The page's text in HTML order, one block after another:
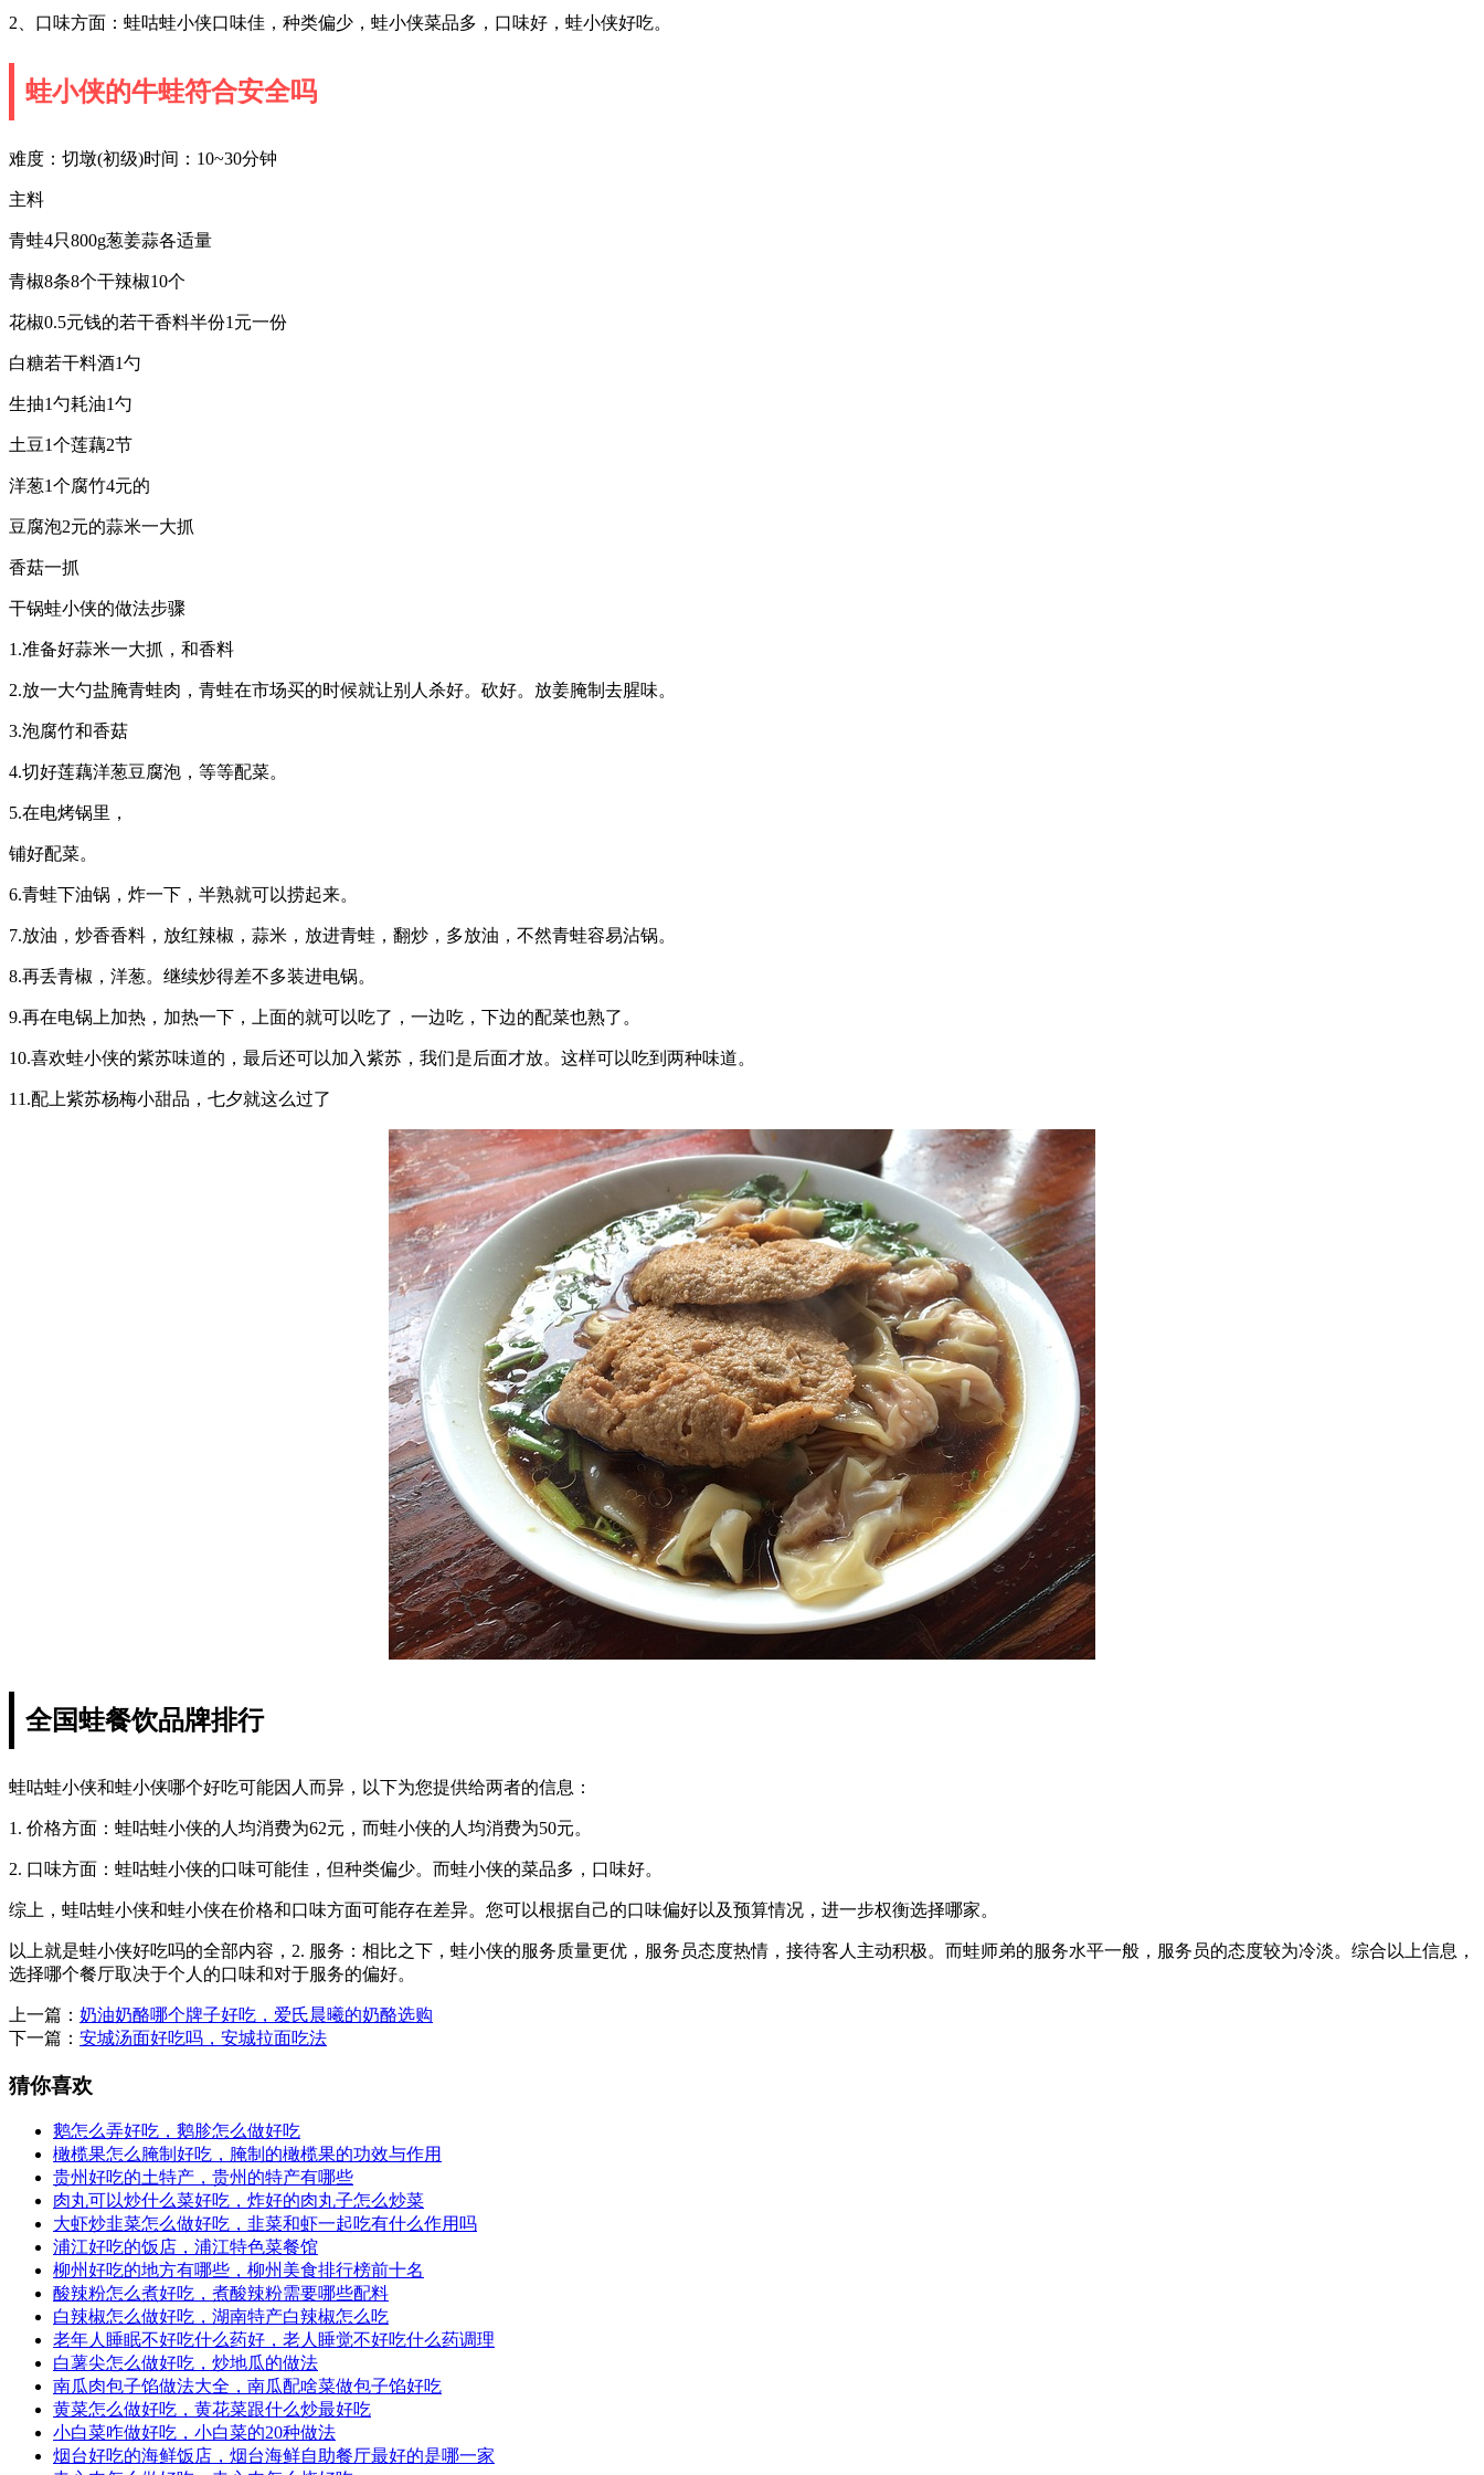
2、口味方面：蛙咕蛙小侠口味佳，种类偏少，蛙小侠菜品多，口味好，蛙小侠好吃。
蛙小侠的牛蛙符合安全吗
难度：切墩(初级)时间：10~30分钟
主料
青蛙4只800g葱姜蒜各适量
青椒8条8个干辣椒10个
花椒0.5元钱的若干香料半份1元一份
白糖若干料酒1勺
生抽1勺耗油1勺
土豆1个莲藕2节
洋葱1个腐竹4元的
豆腐泡2元的蒜米一大抓
香菇一抓
干锅蛙小侠的做法步骤
1.准备好蒜米一大抓，和香料
2.放一大勺盐腌青蛙肉，青蛙在市场买的时候就让别人杀好。砍好。放姜腌制去腥味。
3.泡腐竹和香菇
4.切好莲藕洋葱豆腐泡，等等配菜。
5.在电烤锅里，
铺好配菜。
6.青蛙下油锅，炸一下，半熟就可以捞起来。
7.放油，炒香香料，放红辣椒，蒜米，放进青蛙，翻炒，多放油，不然青蛙容易沾锅。
8.再丢青椒，洋葱。继续炒得差不多装进电锅。
9.再在电锅上加热，加热一下，上面的就可以吃了，一边吃，下边的配菜也熟了。
10.喜欢蛙小侠的紫苏味道的，最后还可以加入紫苏，我们是后面才放。这样可以吃到两种味道。
11.配上紫苏杨梅小甜品，七夕就这么过了
全国蛙餐饮品牌排行
蛙咕蛙小侠和蛙小侠哪个好吃可能因人而异，以下为您提供给两者的信息：
1. 价格方面：蛙咕蛙小侠的人均消费为62元，而蛙小侠的人均消费为50元。
2. 口味方面：蛙咕蛙小侠的口味可能佳，但种类偏少。而蛙小侠的菜品多，口味好。
综上，蛙咕蛙小侠和蛙小侠在价格和口味方面可能存在差异。您可以根据自己的口味偏好以及预算情况，进一步权衡选择哪家。
以上就是蛙小侠好吃吗的全部内容，2. 服务：相比之下，蛙小侠的服务质量更优，服务员态度热情，接待客人主动积极。而蛙师弟的服务水平一般，服务员的态度较为冷淡。综合以上信息，
选择哪个餐厅取决于个人的口味和对于服务的偏好。
上一篇： 奶油奶酪哪个牌子好吃，爱氏晨曦的奶酪选购
下一篇： 安城汤面好吃吗，安城拉面吃法
猜你喜欢
鹅怎么弄好吃，鹅胗怎么做好吃
橄榄果怎么腌制好吃，腌制的橄榄果的功效与作用
贵州好吃的土特产，贵州的特产有哪些
肉丸可以炒什么菜好吃，炸好的肉丸子怎么炒菜
大虾炒韭菜怎么做好吃，韭菜和虾一起吃有什么作用吗
浦江好吃的饭店，浦江特色菜餐馆
柳州好吃的地方有哪些，柳州美食排行榜前十名
酸辣粉怎么煮好吃，煮酸辣粉需要哪些配料
白辣椒怎么做好吃，湖南特产白辣椒怎么吃
老年人睡眠不好吃什么药好，老人睡觉不好吃什么药调理
白薯尖怎么做好吃，炒地瓜的做法
南瓜肉包子馅做法大全，南瓜配啥菜做包子馅好吃
黄菜怎么做好吃，黄花菜跟什么炒最好吃
小白菜咋做好吃，小白菜的20种做法
烟台好吃的海鲜饭店，烟台海鲜自助餐厅最好的是哪一家